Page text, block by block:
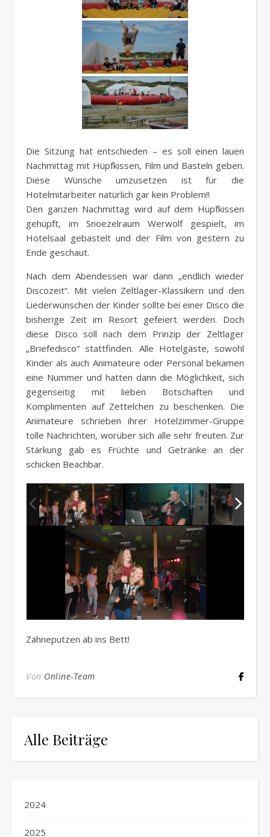
Die Sitzung hat entschieden – es soll einen lauen
Nachmittag mit Hüpfkissen, Film und Basteln geben.
Diese Wünsche umzusetzen ist für die
Hotelmitarbeiter natürlich gar kein Problem!!
Den ganzen Nachmittag wird auf dem Hüpfkissen
gehüpft, im Snoezelraum Werwolf gespielt, im
Hotelsaal gebastelt und der Film von gestern zu
Ende geschaut.
Nach dem Abendessen war dann „endlich wieder
Discozeit“. Mit vielen Zeltlager-Klassikern und den
Liederwünschen der Kinder sollte bei einer Disco die
bisherige Zeit im Resort gefeiert werden. Doch
diese Disco soll nach dem Prinzip der Zeltlager
„Briefedisco“ stattfinden. Alle Hotelgäste, sowohl
Kinder als auch Animateure oder Personal bekamen
eine Nummer und hatten dann die Möglichkeit, sich
gegenseitig mit lieben Botschaften und
Komplimenten auf Zettelchen zu beschenken. Die
Animateure schrieben ihrer Hotelzimmer-Gruppe
tolle Nachrichten, worüber sich alle sehr freuten. Zur
Stärkung gab es Früchte und Getränke an der
schicken Beachbar.
Zähneputzen ab ins Bett!
Von Online-Team
Alle Beiträge
2024
2025